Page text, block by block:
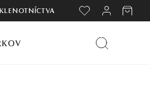
KLENOTNÍCTVA